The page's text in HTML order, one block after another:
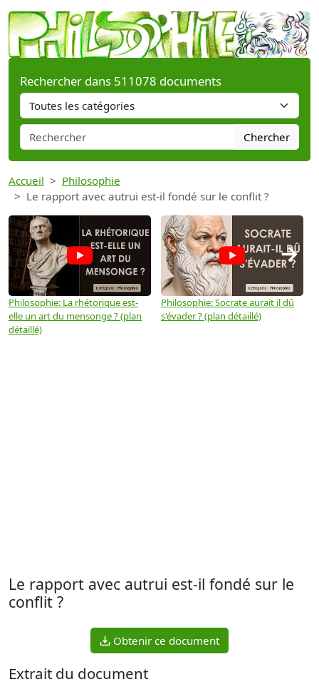
Rechercher dans 511078 documents
Chercher
Accueil
Philosophie
Le rapport avec autrui est-il fondé sur le conflit ?
Philosophie: La rhétorique est-
elle un art du mensonge ? (plan
détaillé)
Philosophie: Socrate aurait il dû
s'évader ? (plan détaillé)
→
Le rapport avec autrui est-il fondé sur le
conflit ?
Obtenir ce document
Extrait du document